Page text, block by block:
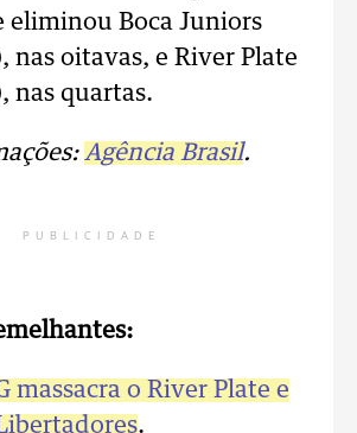
eliminou Boca Juniors
nas oitavas, e River Plate
nas quartas.
Agência Brasil.
PUBLICIDADE
massacra o River Plate e
.